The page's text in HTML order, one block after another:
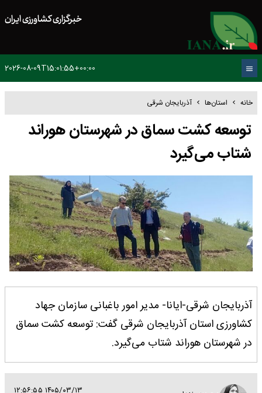
خبرگزاری کشاورزی ایران
2026-08-09T15:01:55+00:00
خانه استان‌ها آذربایجان شرقی
توسعه کشت سماق در شهرستان هوراند
شتاب می‌گیرد
آذربایجان شرقی-ایانا- مدیر امور باغبانی سازمان جهاد
کشاورزی استان آذربایجان شرقی گفت: توسعه کشت سماق
در شهرستان هوراند شتاب می‌گیرد.